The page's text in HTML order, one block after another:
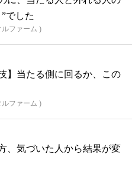
でした
ファーム )
】当たる側に回るか、この
ファーム )
、気づいた人から結果が変